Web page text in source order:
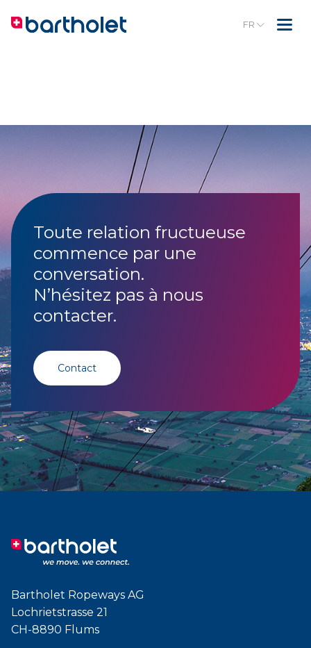
FR
Toute relation fructueuse
commence par une
conversation.
N’hésitez pas à nous
contacter.
Contact
Bartholet Ropeways AG
Lochrietstrasse 21
CH-8890 Flums